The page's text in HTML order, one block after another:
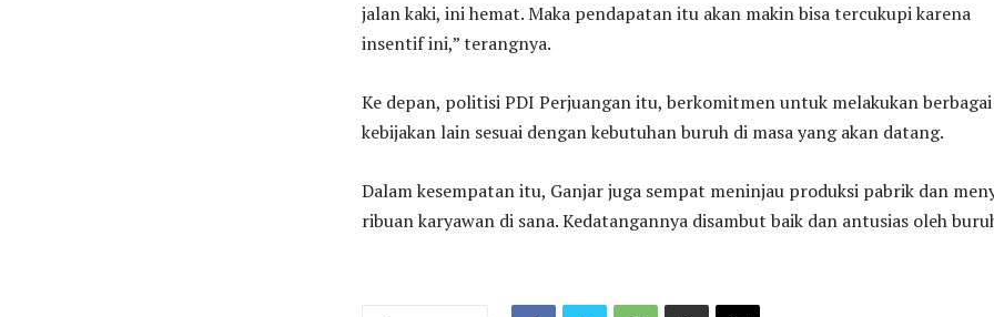
jalan kaki, ini hemat. Maka pendapatan itu akan makin bisa tercukupi karena
insentif ini,” terangnya.
Ke depan, politisi PDI Perjuangan itu, berkomitmen untuk melakukan berbagai
kebijakan lain sesuai dengan kebutuhan buruh di masa yang akan datang.
Dalam kesempatan itu, Ganjar juga sempat meninjau produksi pabrik dan
ribuan karyawan di sana. Kedatangannya disambut baik dan antusias oleh